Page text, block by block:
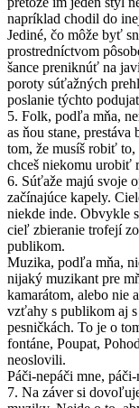
napríklad chodil do
Jediné, čo môže byť
prostredníctvom
šance preniknúť na
poroty súťažných
poslanie týchto
5. Folk, podľa mňa,
as ňou stane,
tom, že musíš robiť to,
chceš niekomu urobiť
6. Súťaže majú svoje
začínajúce kapely.
niekde inde. Obvykle
cieľ zbieranie trofejí
publikom.
Muzika, podľa mňa,
nijaký muzikant pre
kamarátom, alebo nie
vzťahy s publikom aj
pesničkách. To je o
fontáne, Poupat,
neoslovili.
Páči-nepáči mne,
7. Na záver si